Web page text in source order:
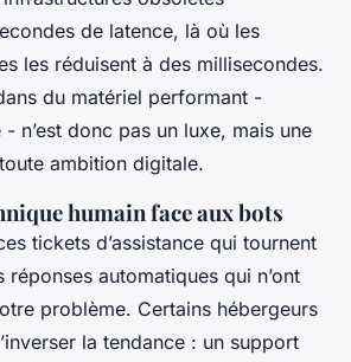
de latence, là où les
les réduisent à des millisecondes.
du matériel performant -
n’est donc pas un luxe, mais une
ambition digitale.
humain face aux bots
tickets d’assistance qui tournent
automatiques qui n’ont
problème. Certains hébergeurs
la tendance : un support